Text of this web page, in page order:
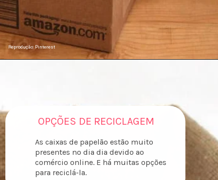
Reprodução: Pinterest
OPÇÕES DE RECICLAGEM
As caixas de papelão estão muito
presentes no dia dia devido ao
comércio online. E há muitas opções
para reciclá-la.